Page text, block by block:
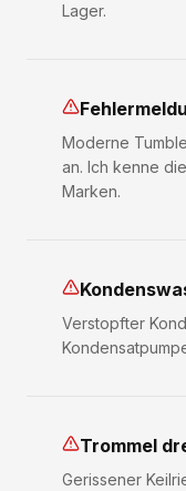
Lager.
Moderne
an. Ich kenne
Marken.
Verstopfter
Trommel
Gerissener